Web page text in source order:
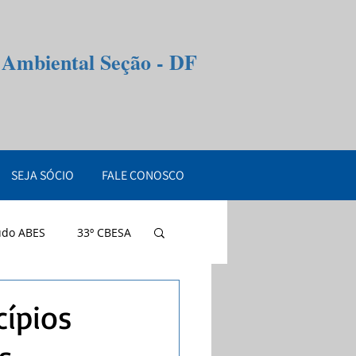
Seção - DF
SEJA SÓCIO FALE CONOSCO
ABES 33º CBESA